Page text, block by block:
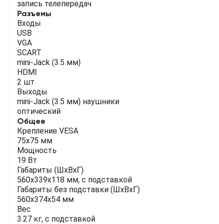
запись телепередач
Разъемы
Входы
USB
VGA
SCART
mini-Jack (3.5 мм)
HDMI
2 шт
Выходы
mini-Jack (3.5 мм) наушники
оптический
Общее
Крепление VESA
75х75 мм
Мощность
19 Вт
Габариты (ШхВхГ)
560x339x118 мм, с подставкой
Габариты без подставки (ШхВхГ)
560x374x54 мм
Вес
3.27 кг, с подставкой